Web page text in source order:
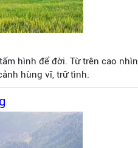
hình để đời. Từ trên cao nhìn
hùng vĩ, trữ tình.